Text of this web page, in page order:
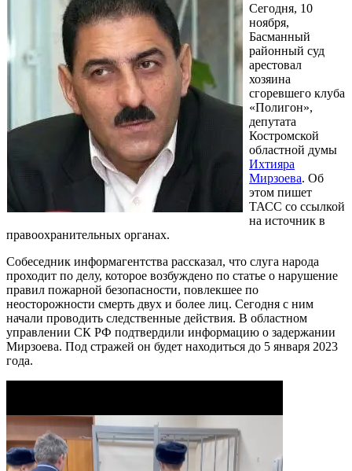
Сегодня, 10
ноября,
Басманный
районный суд
арестовал
хозяина
сгоревшего клуба
«Полигон»,
депутата
Костромской
областной думы
Ихтияра
Мирзоева. Об
этом пишет
ТАСС со ссылкой
на источник в
правоохранительных органах.
Собеседник информагентства рассказал, что слуга народа
проходит по делу, которое возбуждено по статье о нарушение
правил пожарной безопасности, повлекшее по
неосторожности смерть двух и более лиц. Сегодня с ним
начали проводить следственные действия. В областном
управлении СК РФ подтвердили информацию о задержании
Мирзоева. Под стражей он будет находиться до 5 января 2023
года.